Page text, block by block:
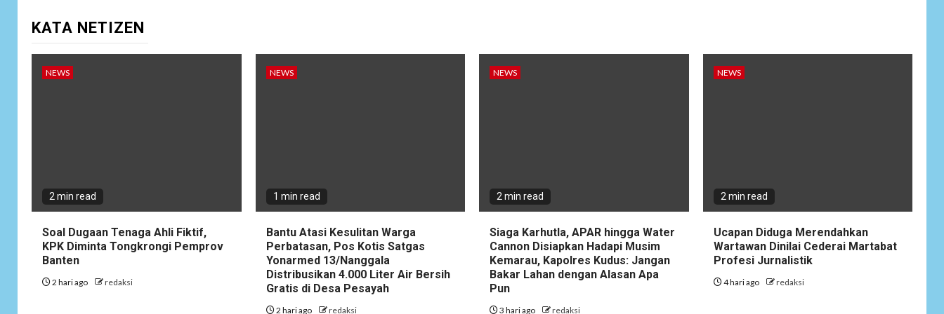
NEWS
Soal Dugaan
Tenaga Ahli Fiktif,
KPK Diminta
Pemprov Banten
KATA NETIZEN
NEWS
2 min read
Soal Dugaan Tenaga Ahli Fiktif,
KPK Diminta Tongkrongi Pemprov
Banten
2 hari ago redaksi
NEWS
1 min read
Bantu Atasi Kesulitan Warga
Perbatasan, Pos Kotis Satgas
Yonarmed 13/Nanggala
Distribusikan 4.000 Liter Air Bersih
Gratis di Desa Pesayah
2 hari ago redaksi
NEWS
2 min read
Siaga Karhutla, APAR hingga Water
Cannon Disiapkan Hadapi Musim
Kemarau, Kapolres Kudus: Jangan
Bakar Lahan dengan Alasan Apa
Pun
3 hari ago redaksi
NEWS
2 min read
Ucapan Diduga Merendahkan
Wartawan Dinilai Cederai Martabat
Profesi Jurnalistik
4 hari ago redaksi